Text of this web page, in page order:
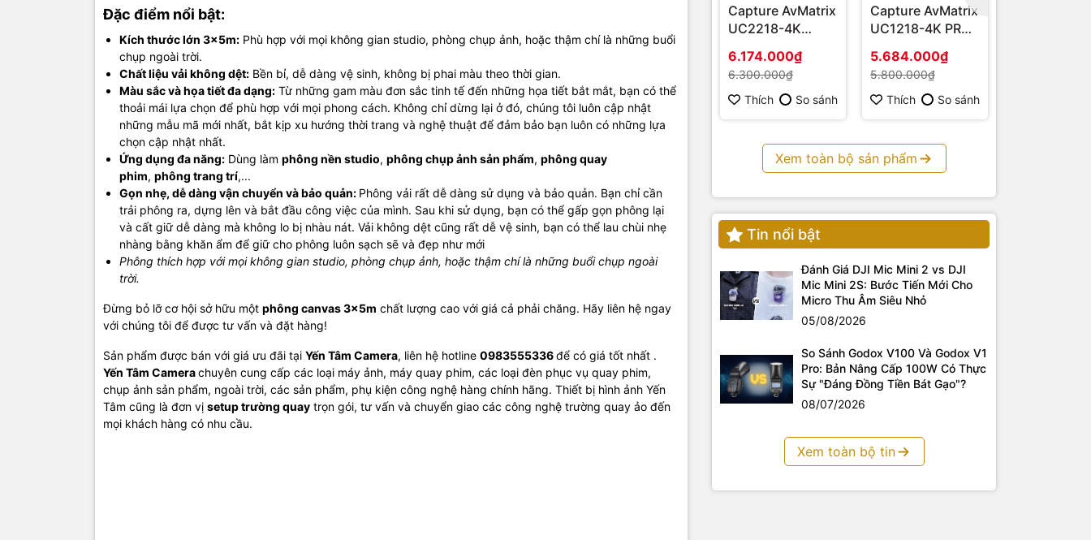
Đặc điểm nổi bật:
Kích thước lớn 3x5m: Phù hợp với mọi không gian studio, phòng chụp ảnh, hoặc thậm chí là những buổi
chụp ngoài trời.
Chất liệu vải không dệt: Bền bỉ, dễ dàng vệ sinh, không bị phai màu theo thời gian.
Màu sắc và họa tiết đa dạng: Từ những gam màu đơn sắc tinh tế đến những họa tiết bắt mắt, bạn có thể
thoải mái lựa chọn để phù hợp với mọi phong cách. Không chỉ dừng lại ở đó, chúng tôi luôn cập nhật
những mẫu mã mới nhất, bắt kịp xu hướng thời trang và nghệ thuật để đảm bảo bạn luôn có những lựa
chọn cập nhật nhất.
Ứng dụng đa năng: Dùng làm phông nền studio, phông chụp ảnh sản phẩm, phông quay
phim, phông trang trí,...
Gọn nhẹ, dễ dàng vận chuyển và bảo quản: Phông vải rất dễ dàng sử dụng và bảo quản. Bạn chỉ cần
trải phông ra, dựng lên và bắt đầu công việc của mình. Sau khi sử dụng, bạn có thể gấp gọn phông lại
và cất giữ dễ dàng mà không lo bị nhàu nát. Vải không dệt cũng rất dễ vệ sinh, bạn có thể lau chùi nhẹ
nhàng bằng khăn ẩm để giữ cho phông luôn sạch sẽ và đẹp như mới
Phông thích hợp với mọi không gian studio, phòng chụp ảnh, hoặc thậm chí là những buổi chụp ngoài
trời.
Đừng bỏ lỡ cơ hội sở hữu một phông canvas 3x5m chất lượng cao với giá cả phải chăng. Hãy liên hệ ngay
với chúng tôi để được tư vấn và đặt hàng!
Sản phẩm được bán với giá ưu đãi tại Yến Tâm Camera, liên hệ hotline 0983555336để có giá tốt nhất .
Yến Tâm Camerachuyên cung cấp các loại máy ảnh, máy quay phim, các loại đèn phục vụ quay phim,
chụp ảnh sản phẩm, ngoài trời, các sản phẩm, phụ kiện công nghệ hàng chính hãng. Thiết bị hình ảnh Yến
Tâm cũng là đơn vị setup trường quay trọn gói, tư vấn và chuyển giao các công nghệ trường quay ảo đến
mọi khách hàng có nhu cầu.
Capture AvMatrix
UC2218-4K
6.174.000₫
6.300.000₫
Thích
So sánh
Capture AvMatrix
UC1218-4K PRO -
5.684.000₫
5.800.000₫
Thích
So sánh
Xem toàn bộ sản phẩm
Tin nổi bật
Đánh Giá DJI Mic Mini 2 vs DJI
Mic Mini 2S: Bước Tiến Mới Cho
Micro Thu Âm Siêu Nhỏ
05/08/2026
So Sánh Godox V100 Và Godox V1
Pro: Bản Nâng Cấp 100W Có Thực
Sự "Đáng Đồng Tiền Bát Gạo"?
08/07/2026
Xem toàn bộ tin